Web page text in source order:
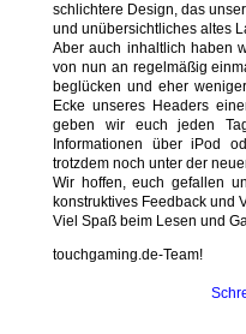
schlichtere Design, das
und unübersichtliches altes
Aber auch inhaltlich haben
von nun an regelmäßig
beglücken und eher
Ecke unseres Headers
geben wir euch jeden
Informationen über iPod
trotzdem noch unter der
Wir hoffen, euch gefallen
konstruktives Feedback und
Viel Spaß beim Lesen und
touchgaming.de-Team!